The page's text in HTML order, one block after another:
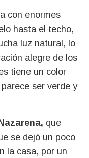
con enormes
hasta el techo,
luz natural, lo
alegre de los
tiene un color
ser verde y
que
se dejó un poco
la casa, por un